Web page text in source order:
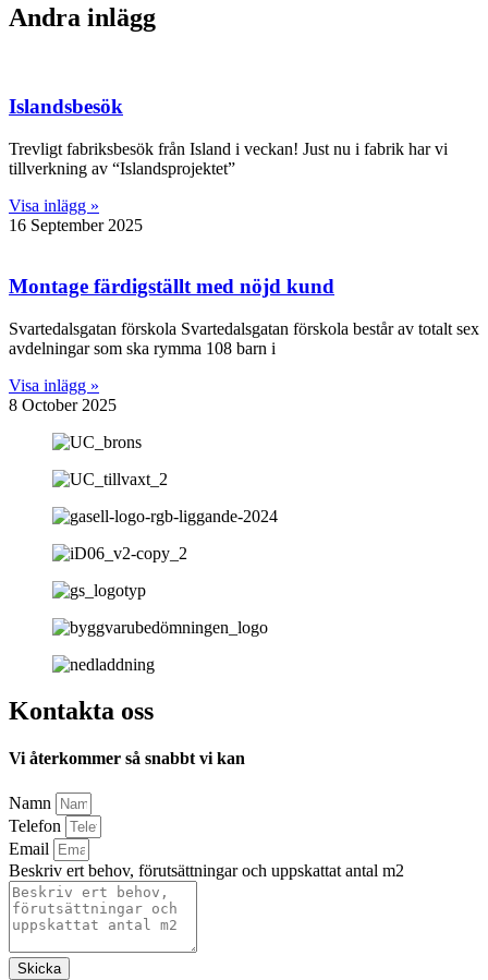
Andra inlägg
Islandsbesök
Trevligt fabriksbesök från Island i veckan! Just nu i fabrik har vi
tillverkning av “Islandsprojektet”
Visa inlägg »
16 September 2025
Montage färdigställt med nöjd kund
Svartedalsgatan förskola Svartedalsgatan förskola består av totalt sex
avdelningar som ska rymma 108 barn i
Visa inlägg »
8 October 2025
Kontakta oss
Vi återkommer så snabbt vi kan
Namn
Telefon
Email
Beskriv ert behov, förutsättningar och uppskattat antal m2
Skicka